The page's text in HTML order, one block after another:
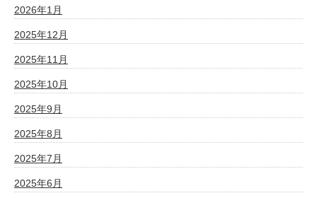
2026年1月
2025年12月
2025年11月
2025年10月
2025年9月
2025年8月
2025年7月
2025年6月